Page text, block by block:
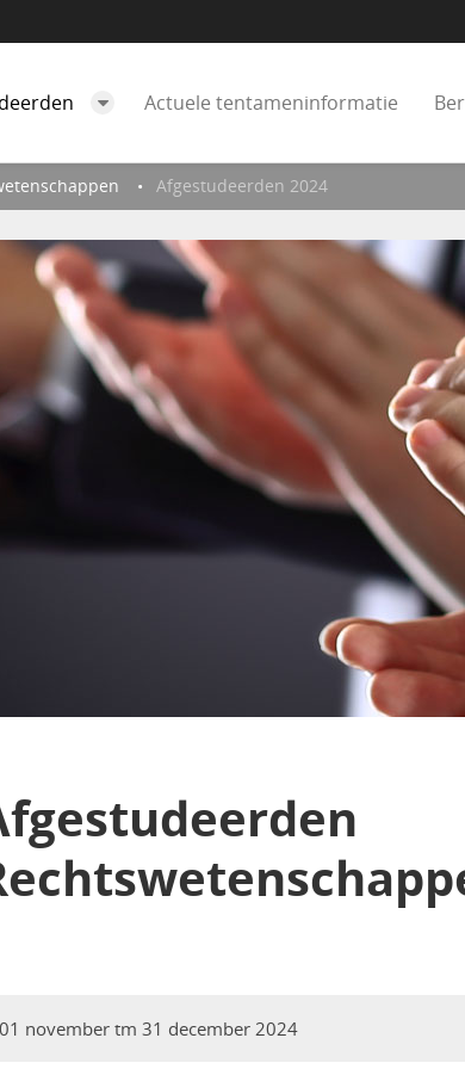
Actuele tentameninformatie
Afgestudeerden 2024
01 november tm 31 december 2024